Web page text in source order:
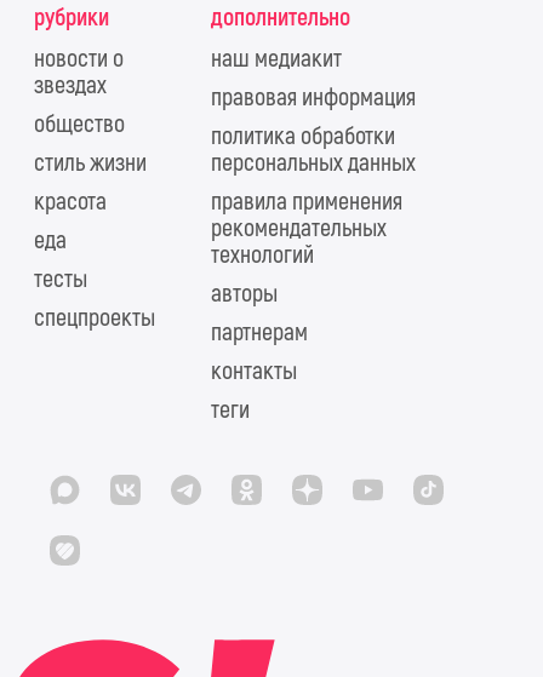
рубрики
новости о
звездах
общество
стиль жизни
красота
еда
тесты
спецпроекты
дополнительно
наш медиакит
правовая информация
политика обработки
персональных данных
правила применения
рекомендательных
технологий
авторы
партнерам
контакты
теги